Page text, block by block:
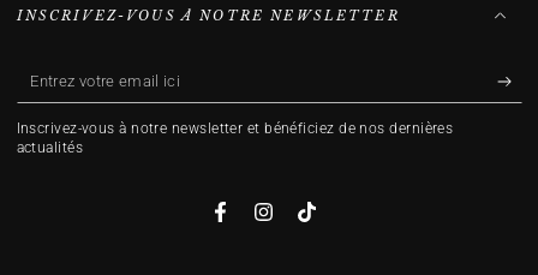
INSCRIVEZ-VOUS À NOTRE NEWSLETTER
Entrez
votre
email
Inscrivez-vous à notre newsletter et bénéficiez de nos dernières
actualités
FacebookInstagramTikTok